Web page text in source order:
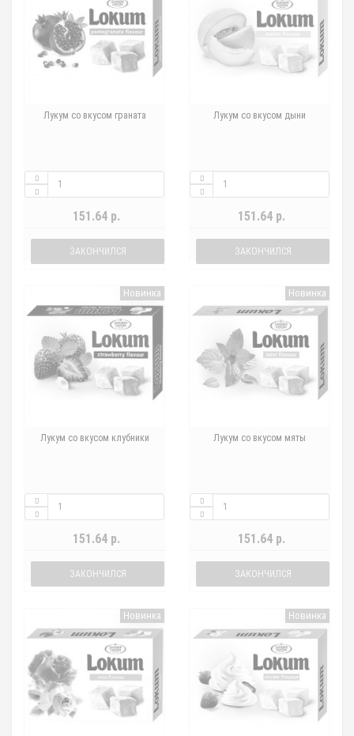
Лукум со вкусом граната
151.64 р.
ЗАКОНЧИЛСЯ
Лукум со вкусом дыни
151.64 р.
ЗАКОНЧИЛСЯ
Новинка
Лукум со вкусом клубники
151.64 р.
ЗАКОНЧИЛСЯ
Новинка
Лукум со вкусом мяты
151.64 р.
ЗАКОНЧИЛСЯ
Новинка Новинка